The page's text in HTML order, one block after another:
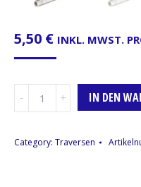
5,50 € INKL. MWST.
1,00m,
IN DEN
Category: Traversen